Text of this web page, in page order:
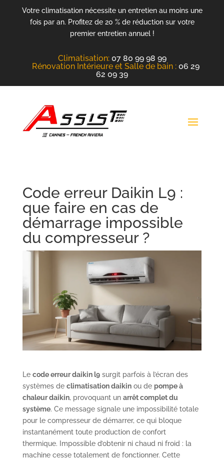
Votre climatisation nécessite un entretien au moins une
fois par an. Profitez de 20 % de réduction sur votre
premier entretien annuel !
Climatisation: 07 80 99 98 99
Rénovation Intérieure et Salle de bain : 06 29
62 09 39
Code erreur Daikin L9 :
que faire en cas de
démarrage impossible
du compresseur ?
Le code erreur daikin l9surgit parfois à l’écran des
systèmes de climatisation daikinou de pompe à
chaleur daikin, provoquant un arrêt complet du
système. Ce message signale une impossibilité totale
pour le compresseur de démarrer, ce qui bloque
instantanément toute production de confort
thermique. Impossible d’obtenir ni chaud ni froid : la
machine cesse totalement de fonctionner. Cette